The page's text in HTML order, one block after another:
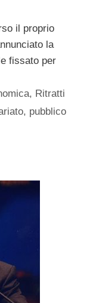
il proprio
la
fissato per
, Ritratti
, pubblico